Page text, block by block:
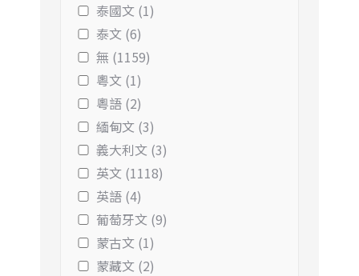
泰國文 (1)
泰文 (6)
無 (1159)
粵文 (1)
粵語 (2)
緬甸文 (3)
義大利文 (3)
英文 (1118)
英語 (4)
葡萄牙文 (9)
蒙古文 (1)
蒙藏文 (2)